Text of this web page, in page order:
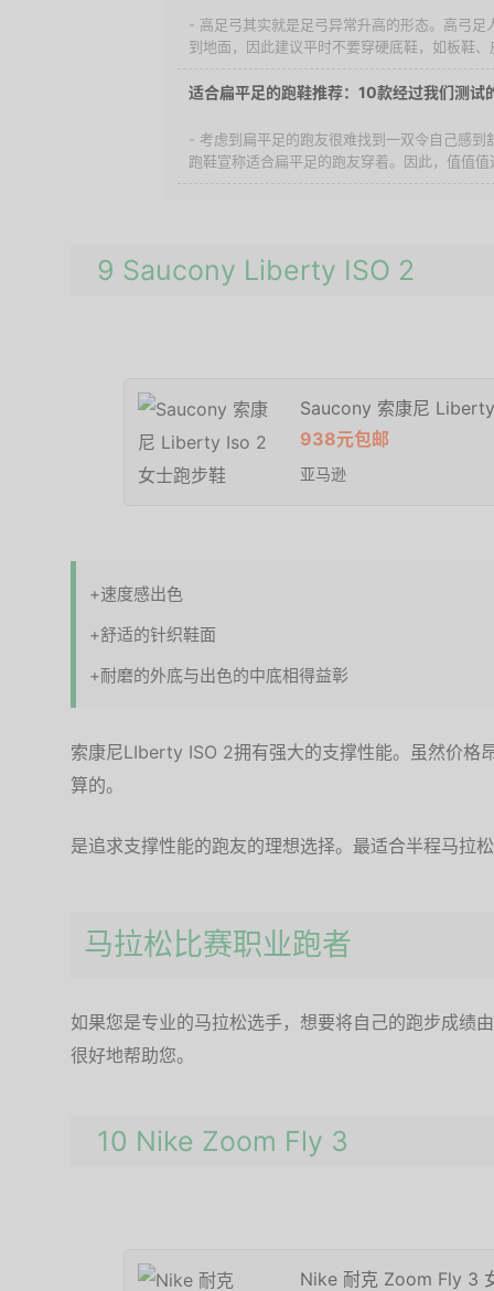
- 高足弓其实就是足弓异常升高的形态。高弓足
到地面，因此建议平时不要穿硬底鞋，如板鞋
适合扁平足的跑鞋推荐：10款经过我们测试
- 考虑到扁平足的跑友很难找到一双令自己感到
跑鞋宣称适合扁平足的跑友穿着。因此，值值
9 Saucony Liberty ISO 2
Saucony 索康尼
938元包邮
亚马逊
+速度感出色
+舒适的针织鞋面
+耐磨的外底与出色的中底相得益彰
索康尼LIberty ISO 2拥有强大的支撑性能。虽然价格
算的。
是追求支撑性能的跑友的理想选择。最适合半程马拉
马拉松比赛职业跑者
如果您是专业的马拉松选手，想要将自己的跑步成绩
很好地帮助您。
10 Nike Zoom Fly 3
Nike 耐克 Zoom Fly 3